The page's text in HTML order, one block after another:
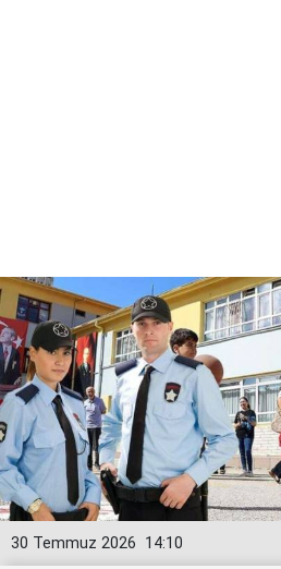
14:10
30 Temmuz 2026